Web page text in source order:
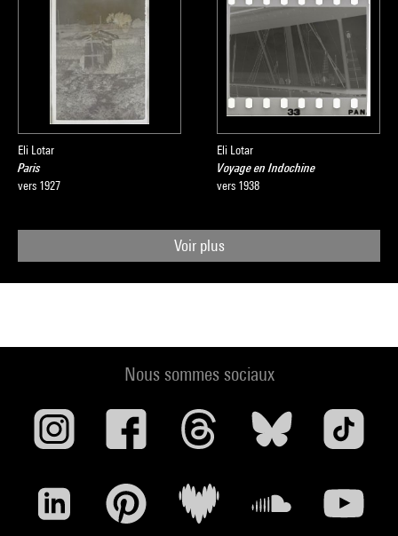
Eli Lotar
Paris
vers 1927
Eli Lotar
Voyage en Indochine
vers 1938
Voir plus
Nous sommes sociaux